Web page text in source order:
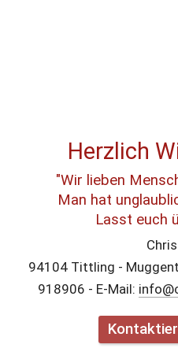
Herzlich
"Wir lieben
Man hat
Lasst euch
94104 Tittling -
918906 - E-Mail: